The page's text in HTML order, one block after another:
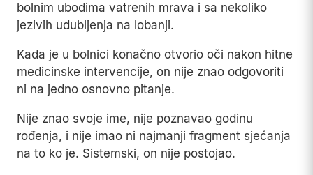
bolnim ubodima vatrenih mrava i sa nekoliko
jezivih udubljenja na lobanji.
Kada je u bolnici konačno otvorio oči nakon hitne
medicinske intervencije, on nije znao odgovoriti
ni na jedno osnovno pitanje.
Nije znao svoje ime, nije poznavao godinu
rođenja, i nije imao ni najmanji fragment sjećanja
na to ko je. Sistemski, on nije postojao.